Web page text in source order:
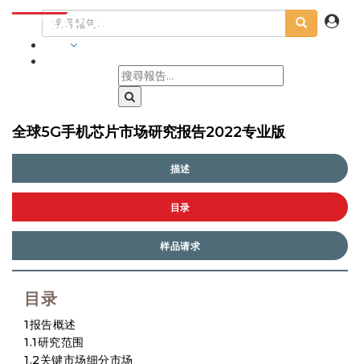
全球5G手机芯片市场研究报告2022专业版
描述
目录
样品请求
目录
1报告概述
1.1研究范围
1.2关键市场细分市场